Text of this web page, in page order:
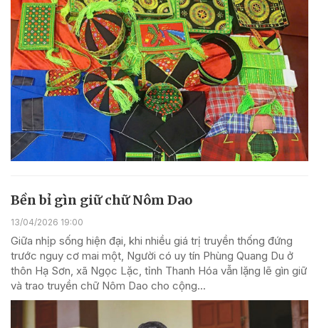
Bền bỉ gìn giữ chữ Nôm Dao
13/04/2026 19:00
Giữa nhịp sống hiện đại, khi nhiều giá trị truyền thống đứng
trước nguy cơ mai một, Người có uy tín Phùng Quang Du ở
thôn Hạ Sơn, xã Ngọc Lặc, tỉnh Thanh Hóa vẫn lặng lẽ gìn giữ
và trao truyền chữ Nôm Dao cho cộng...